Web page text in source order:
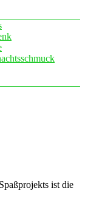
ist die